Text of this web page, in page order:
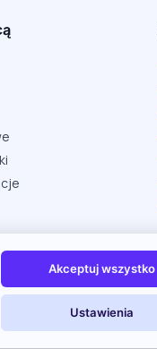
Akceptuj wszystko
Ustawienia